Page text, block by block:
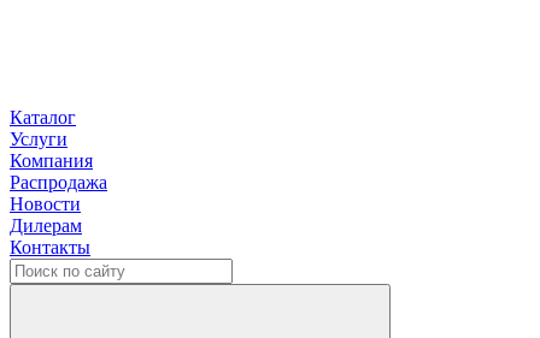
Каталог
Услуги
Компания
Распродажа
Новости
Дилерам
Контакты